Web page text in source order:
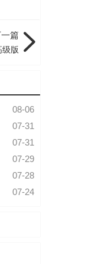
篇
版
08-06
07-31
07-31
07-29
07-28
07-24